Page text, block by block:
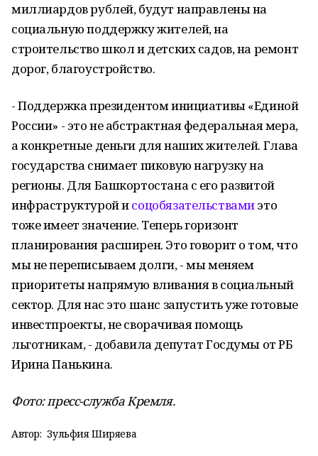
миллиардов рублей, будут направлены на
социальную поддержку жителей, на
строительство школ и детских садов, на ремонт
дорог, благоустройство.
- Поддержка президентом инициативы «Единой
России» - это не абстрактная федеральная мера,
а конкретные деньги для наших жителей. Глава
государства снимает пиковую нагрузку на
регионы. Для Башкортостана с его развитой
инфраструктурой исоцобязательствамиэто
тоже имеет значение. Теперь горизонт
планирования расширен. Это говорит о том, что
мы не переписываем долги, - мы меняем
приоритеты напрямую вливания в социальный
сектор. Для нас это шанс запустить уже готовые
инвестпроекты, не сворачивая помощь
льготникам, - добавила депутат Госдумы от РБ
Ирина Панькина.
Фото: пресс-служба Кремля.
Автор: Зульфия Ширяева